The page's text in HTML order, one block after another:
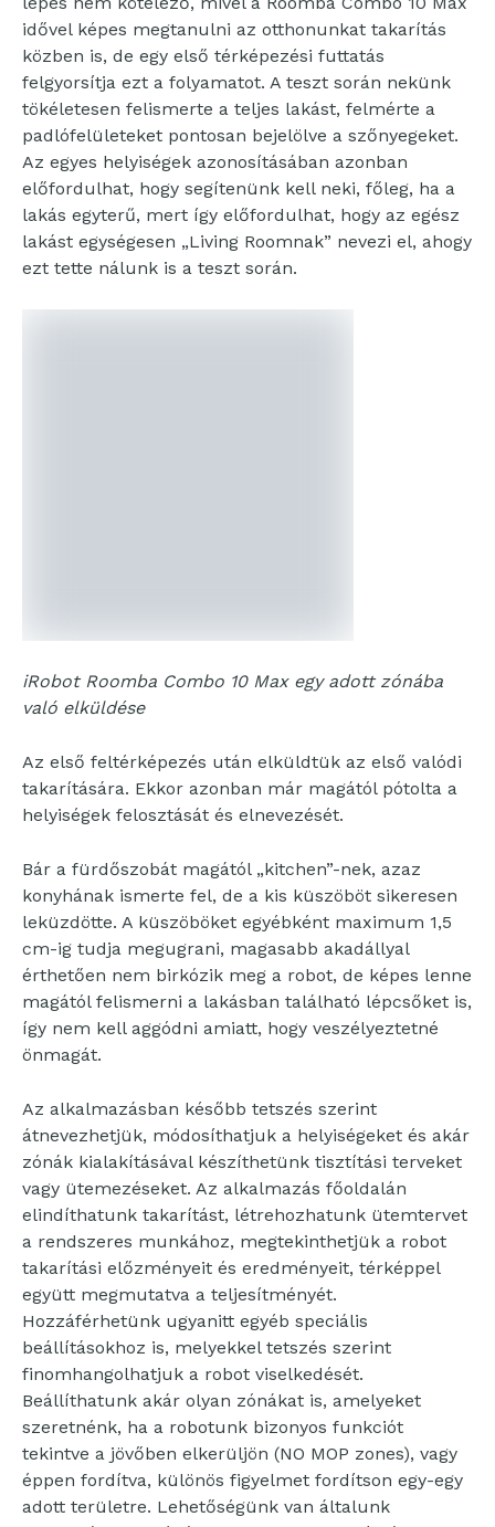
idővel képes megtanulni az otthonunkat takarítás
közben is, de egy első térképezési futtatás
felgyorsítja ezt a folyamatot. A teszt során nekünk
tökéletesen felismerte a teljes lakást, felmérte a
padlófelületeket pontosan bejelölve a szőnyegeket.
Az egyes helyiségek azonosításában azonban
előfordulhat, hogy segítenünk kell neki, főleg, ha a
lakás egyterű, mert így előfordulhat, hogy az egész
lakást egységesen „Living Roomnak” nevezi el, ahogy
ezt tette nálunk is a teszt során.
iRobot Roomba Combo 10 Max egy adott zónába
való elküldése
Az első feltérképezés után elküldtük az első valódi
takarítására. Ekkor azonban már magától pótolta a
helyiségek felosztását és elnevezését.
Bár a fürdőszobát magától „kitchen”-nek, azaz
konyhának ismerte fel, de a kis küszöböt sikeresen
leküzdötte. A küszöböket egyébként maximum 1,5
cm-ig tudja megugrani, magasabb akadállyal
érthetően nem birkózik meg a robot, de képes lenne
magától felismerni a lakásban található lépcsőket is,
így nem kell aggódni amiatt, hogy veszélyeztetné
önmagát.
Az alkalmazásban később tetszés szerint
átnevezhetjük, módosíthatjuk a helyiségeket és akár
zónák kialakításával készíthetünk tisztítási terveket
vagy ütemezéseket. Az alkalmazás főoldalán
elindíthatunk takarítást, létrehozhatunk ütemtervet
a rendszeres munkához, megtekinthetjük a robot
takarítási előzményeit és eredményeit, térképpel
együtt megmutatva a teljesítményét.
Hozzáférhetünk ugyanitt egyéb speciális
beállításokhoz is, melyekkel tetszés szerint
finomhangolhatjuk a robot viselkedését.
Beállíthatunk akár olyan zónákat is, amelyeket
szeretnénk, ha a robotunk bizonyos funkciót
tekintve a jövőben elkerüljön (NO MOP zones), vagy
éppen fordítva, különös figyelmet fordítson egy-egy
adott területre. Lehetőségünk van általunk